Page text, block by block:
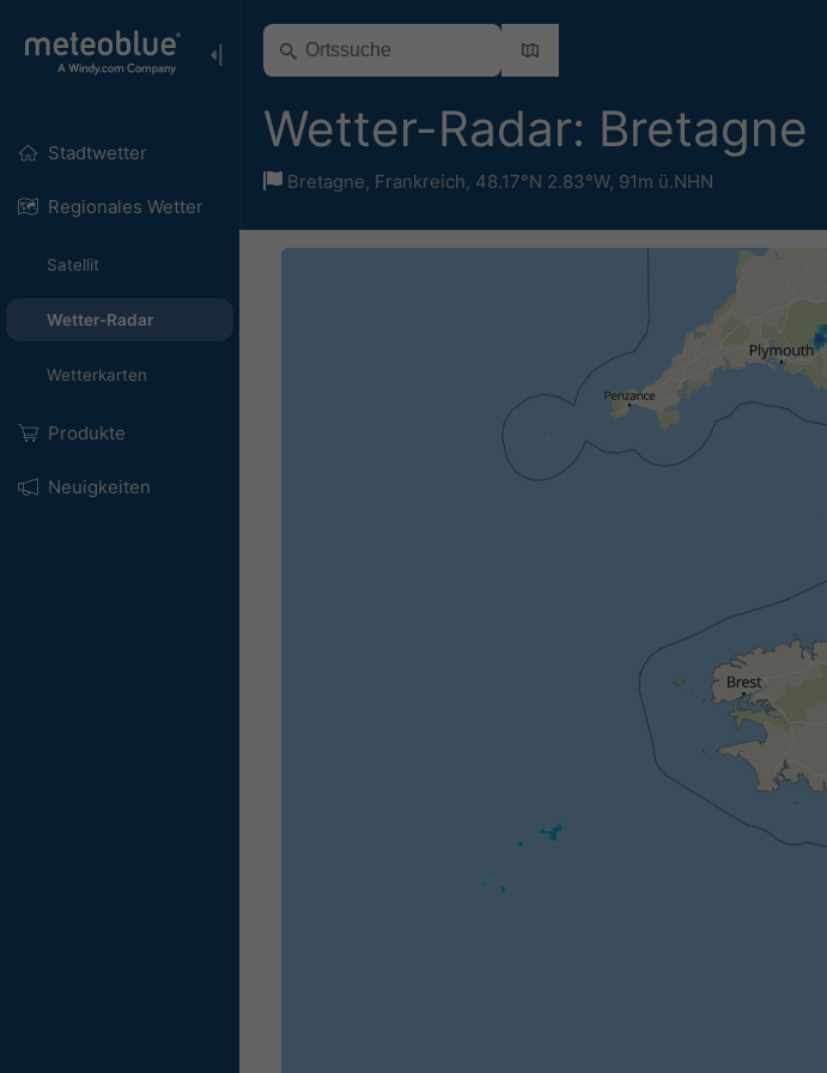
Stadtwetter
Regionales Wetter
Satellit
Wetter-Radar
Wetterkarten
Produkte
Neuigkeiten
Wetter-Radar: Bretagne
Bretagne, Frankreich, 48.17°N 2.83°W, 91m ü.NHN